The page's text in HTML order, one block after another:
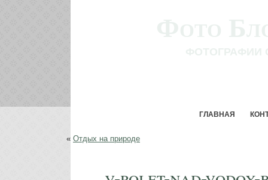
ГЛАВНАЯ
« Отдых на природе